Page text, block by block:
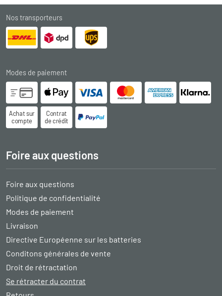
Nos transporteurs
Modes de paiement
Achat sur
compte
Contrat
de crédit
Foire aux questions
Foire aux questions
Politique de confidentialité
Modes de paiement
Livraison
Directive Européenne sur les batteries
Conditons générales de vente
Droit de rétractation
Se rétracter du contrat